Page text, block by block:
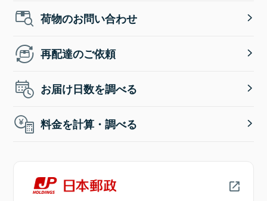
荷物のお問い合わせ
再配達のご依頼
お届け日数を調べる
料金を計算・調べる